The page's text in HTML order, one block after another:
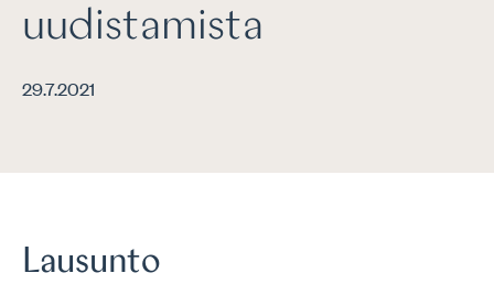
uudistamista
29.7.2021
Lausunto